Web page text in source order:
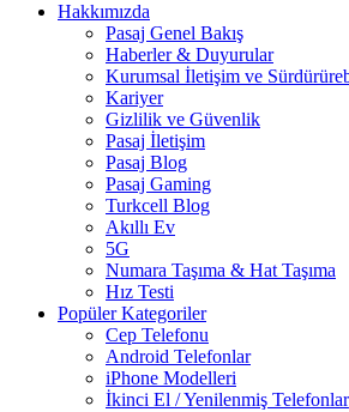
Hakkımızda
Pasaj Genel Bakış
Haberler & Duyurular
Kurumsal İletişim ve
Kariyer
Gizlilik ve Güvenlik
Pasaj İletişim
Pasaj Blog
Pasaj Gaming
Turkcell Blog
Akıllı Ev
5G
Numara Taşıma & Hat Taşıma
Hız Testi
Popüler Kategoriler
Cep Telefonu
Android Telefonlar
iPhone Modelleri
İkinci El / Yenilenmiş Telefonlar